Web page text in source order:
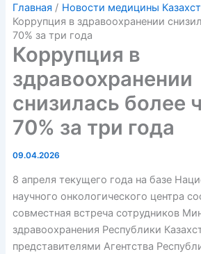
Главная
Новости медицины
Коррупция в здравоохранении
70% за три года
Коррупция в
здравоохранении
снизилась более
70% за три года
09.04.2026
8 апреля текущего года на базе
научного онкологического центра
совместная встреча сотрудников
здравоохранения Республики
представителями Агентства